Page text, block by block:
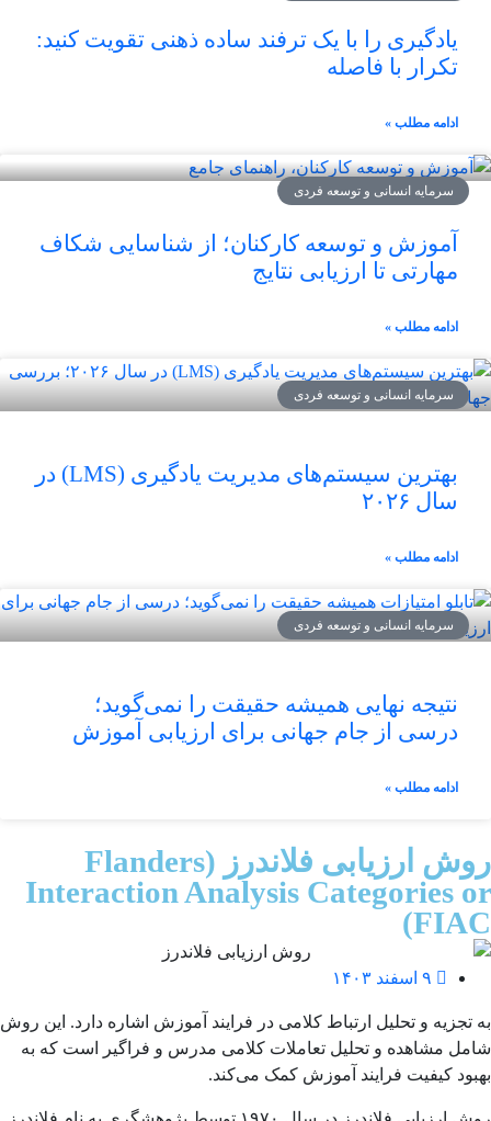
یادگیری را با یک ترفند ساده ذهنی تقویت کنید:
تکرار با فاصله
ادامه مطلب »
سرمایه انسانی و توسعه فردی
آموزش و توسعه کارکنان؛ از شناسایی شکاف
مهارتی تا ارزیابی نتایج
ادامه مطلب »
سرمایه انسانی و توسعه فردی
بهترین سیستم‌های مدیریت یادگیری (LMS) در
سال ۲۰۲۶
ادامه مطلب »
سرمایه انسانی و توسعه فردی
نتیجه نهایی همیشه حقیقت را نمی‌گوید؛
درسی از جام جهانی برای ارزیابی آموزش
ادامه مطلب »
روش ارزیابی فلاندرز (Flanders
Interaction Analysis Categories or
FIAC)
۹ اسفند ۱۴۰۳
به تجزیه و تحلیل ارتباط کلامی در فرایند آموزش اشاره دارد. این روش
شامل مشاهده و تحلیل تعاملات کلامی مدرس و فراگیر است که به
بهبود کیفیت فرایند آموزش کمک می‌کند.